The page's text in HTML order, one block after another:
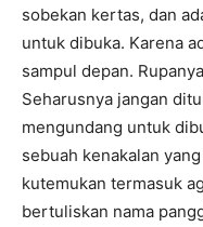
sobekan kertas, dan
untuk dibuka. Karena
sampul depan.
Seharusnya jangan
mengundang untuk
sebuah kenakalan
kutemukan termasuk
bertuliskan nama